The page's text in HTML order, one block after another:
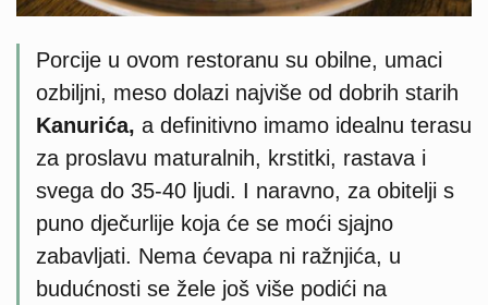
Porcije u ovom restoranu su obilne, umaci
ozbiljni, meso dolazi najviše od dobrih starih
Kanurića, a definitivno imamo idealnu terasu
za proslavu maturalnih, krstitki, rastava i
svega do 35-40 ljudi. I naravno, za obitelji s
puno dječurlije koja će se moći sjajno
zabavljati. Nema ćevapa ni ražnjića, u
budućnosti se žele još više podići na